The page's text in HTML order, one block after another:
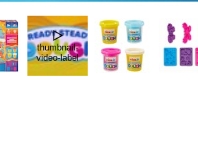
thumbnail-
video-label